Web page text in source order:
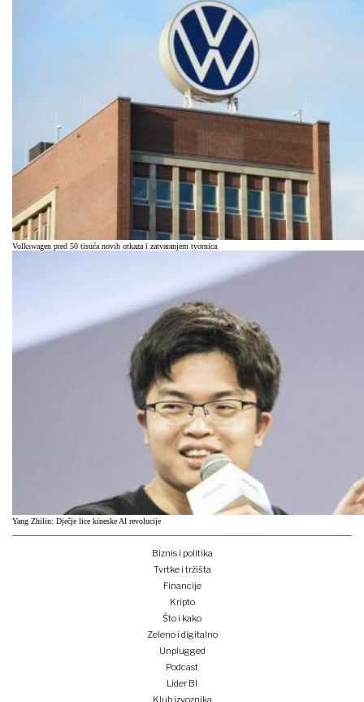
Volkswagen pred 50 tisuća novih otkaza i zatvaranjem tvornica
Yang Zhilin: Dječje lice kineske AI revolucije
Biznis i politika
Tvrtke i tržišta
Financije
Kripto
Što i kako
Zeleno i digitalno
Unplugged
Podcast
Lider BI